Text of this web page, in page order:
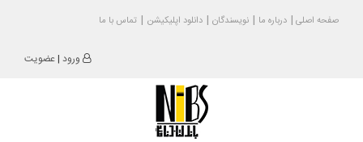
صفحه اصلی درباره ما نویسندگان دانلود اپلیکیشن تماس با ما
ورود |عضویت